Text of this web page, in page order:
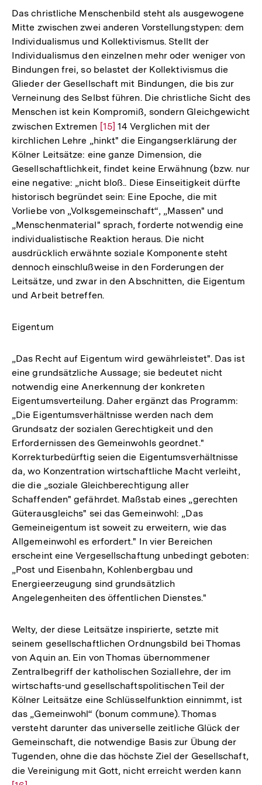
Das christliche Menschenbild steht als ausgewogene
Mitte zwischen zwei anderen Vorstellungstypen: dem
Individualismus und Kollektivismus. Stellt der
Individualismus den einzelnen mehr oder weniger von
Bindungen frei, so belastet der Kollektivismus die
Glieder der Gesellschaft mit Bindungen, die bis zur
Verneinung des Selbst führen. Die christliche Sicht des
Menschen ist kein Kompromiß, sondern Gleichgewicht
zwischen Extremen Zur
Auflösung
der
Fußnote
[15] 14 Verglichen mit der
kirchlichen Lehre „hinkt" die Eingangserklärung der
Kölner Leitsätze: eine ganze Dimension, die
Gesellschaftlichkeit, findet keine Erwähnung (bzw. nur
eine negative: „nicht bloß.. Diese Einseitigkeit dürfte
historisch begründet sein: Eine Epoche, die mit
Vorliebe von „Volksgemeinschaft“, „Massen" und
„Menschenmaterial" sprach, forderte notwendig eine
individualistische Reaktion heraus. Die nicht
ausdrücklich erwähnte soziale Komponente steht
dennoch einschlußweise in den Forderungen der
Leitsätze, und zwar in den Abschnitten, die Eigentum
und Arbeit betreffen.
Eigentum
„Das Recht auf Eigentum wird gewährleistet". Das ist
eine grundsätzliche Aussage; sie bedeutet nicht
notwendig eine Anerkennung der konkreten
Eigentumsverteilung. Daher ergänzt das Programm:
„Die Eigentumsverhältnisse werden nach dem
Grundsatz der sozialen Gerechtigkeit und den
Erfordernissen des Gemeinwohls geordnet."
Korrekturbedürftig seien die Eigentumsverhältnisse
da, wo Konzentration wirtschaftliche Macht verleiht,
die die „soziale Gleichberechtigung aller
Schaffenden" gefährdet. Maßstab eines „gerechten
Güterausgleichs" sei das Gemeinwohl: „Das
Gemeineigentum ist soweit zu erweitern, wie das
Allgemeinwohl es erfordert." In vier Bereichen
erscheint eine Vergesellschaftung unbedingt geboten:
„Post und Eisenbahn, Kohlenbergbau und
Energieerzeugung sind grundsätzlich
Angelegenheiten des öffentlichen Dienstes."
Welty, der diese Leitsätze inspirierte, setzte mit
seinem gesellschaftlichen Ordnungsbild bei Thomas
von Aquin an. Ein von Thomas übernommener
Zentralbegriff der katholischen Soziallehre, der im
wirtschafts-und gesellschaftspolitischen Teil der
Kölner Leitsätze eine Schlüsselfunktion einnimmt, ist
das „Gemeinwohl“ (bonum commune). Thomas
versteht darunter das universelle zeitliche Glück der
Gemeinschaft, die notwendige Basis zur Übung der
Tugenden, ohne die das höchste Ziel der Gesellschaft,
die Vereinigung mit Gott, nicht erreicht werden kannZur